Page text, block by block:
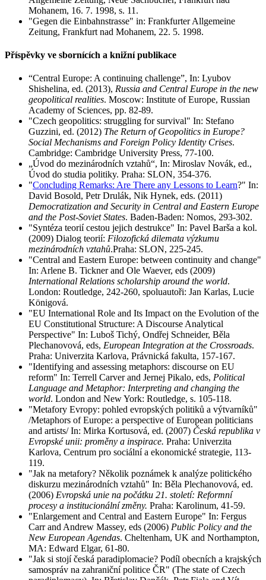
Mohanem, 16. 7. 1998, s. 11.
"Gegen die Einbahnstrasse" in: Frankfurter Allgemeine
Zeitung, Frankfurt nad Mohanem, 22. 5. 1998.
Příspěvky ve sbornících a knižní publikace
“Central Europe: A continuing challenge”, In: Lyubov
Shishelina, ed. (2013), Russia and Central Europe in the new
geopolitical realities. Moscow: Institute of Europe, Russian
Academy of Sciences, pp. 82-89.
"Czech geopolitics: struggling for survival" In: Stefano
Guzzini, ed. (2012) The Return of Geopolitics in Europe?
Social Mechanisms and Foreign Policy Identity Crises.
Cambridge: Cambridge University Press, 77-100.
„Úvod do mezinárodních vztahů“, In: Miroslav Novák, ed.,
Úvod do studia politiky. Praha: SLON, 354-376.
"Concluding Remarks: Are There any Lessons to Learn?" In:
David Bosold, Petr Drulák, Nik Hynek, eds. (2011)
Democratization and Security in Central and Eastern Europe
and the Post-Soviet States. Baden-Baden: Nomos, 293-302.
"Syntéza teorií cestou jejich destrukce" In: Pavel Barša a kol.
(2009) Dialog teorií: Filozofická dilemata výzkumu
mezinárodních vztahů.Praha: SLON, 225-245.
"Central and Eastern Europe: between continuity and change"
In: Arlene B. Tickner and Ole Waever, eds (2009)
International Relations scholarship around the world.
London: Routledge, 242-260, spoluautoři: Jan Karlas, Lucie
Königová.
"EU International Role and Its Impact on the Evolution of the
EU Constitutional Structure: A Discourse Analytical
Perspective" In: Luboš Tichý, Ondřej Schneider, Běla
Plechanovová, eds, European Integration at the Crossroads.
Praha: Univerzita Karlova, Právnická fakulta, 157-167.
"Identifying and assessing metaphors: discourse on EU
reform" In: Terrell Carver and Jernej Pikalo, eds, Political
Language and Metaphor: Interpreting and changing the
world. London and New York: Routledge, s. 105-118.
"Metafory Evropy: pohled evropských politiků a výtvarníků"
/Metaphors of Europe: a perspective of European politicians
and artists/ In: Mirka Kortusová, ed. (2007) Česká republika v
Evropské unii: proměny a inspirace. Praha: Univerzita
Karlova, Centrum pro sociální a ekonomické strategie, 113-
119.
"Jak na metafory? Několik poznámek k analýze politického
diskurzu mezinárodních vztahů" In: Běla Plechanovová, ed.
(2006) Evropská unie na počátku 21. století: Reformní
procesy a institucionální změny. Praha: Karolinum, 41-59.
"Enlargement and Central and Eastern Europe" In: Fergus
Carr and Andrew Massey, eds (2006) Public Policy and the
New European Agendas. Cheltenham, UK and Northampton,
MA: Edward Elgar, 61-80.
"Jak si stojí česká paradiplomacie? Podíl obecních a krajských
samospráv na zahraniční politice ČR" (The state of Czech